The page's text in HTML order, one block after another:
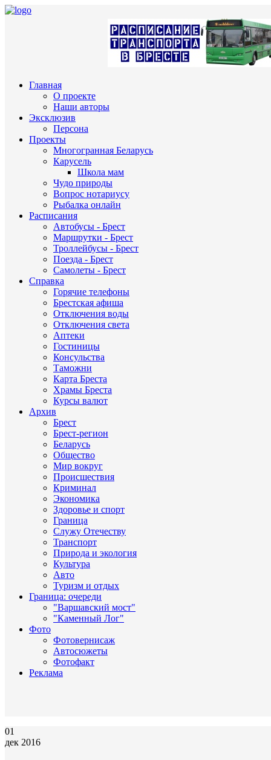
Главная
О проекте
Наши авторы
Эксклюзив
Персона
Проекты
Многогранная Беларусь
Карусель
Школа мам
Чудо природы
Вопрос нотариусу
Рыбалка онлайн
Расписания
Автобусы - Брест
Маршрутки - Брест
Троллейбусы - Брест
Поезда - Брест
Самолеты - Брест
Справка
Горячие телефоны
Брестская афиша
Отключения воды
Отключения света
Аптеки
Гостиницы
Консульства
Таможни
Карта Бреста
Храмы Бреста
Курсы валют
Архив
Брест
Брест-регион
Беларусь
Общество
Мир вокруг
Происшествия
Криминал
Экономика
Здоровье и спорт
Граница
Служу Отечеству
Транспорт
Природа и экология
Культура
Авто
Туризм и отдых
Граница: очереди
"Варшавский мост"
"Каменный Лог"
Фото
Фотовернисаж
Автосюжеты
Фотофакт
Реклама
01
дек 2016